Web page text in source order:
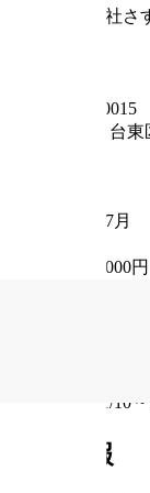
株式会社
110-0015
台東
2018年7月
10,000,000円
宝飾品・
2024/01/10 ~
求人情報